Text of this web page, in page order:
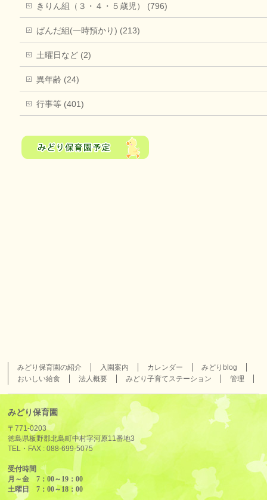
きりん組（３・４・５歳児） (796)
ぱんだ組(一時預かり) (213)
土曜日など (2)
異年齢 (24)
行事等 (401)
みどり保育園の紹介 入園案内 カレンダー
みどりblog
おいしい給食
法人概要 みどり子育てステーション 管理
みどり保育園
〒771-0203
徳島県板野郡北島町中村字河原11番地3
TEL・FAX :088-699-5075
受付時間
月～金 7：00～19：00
土曜日 7：00～18：00